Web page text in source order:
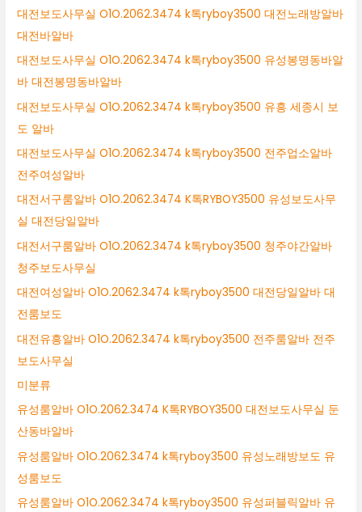
대전보도사무실 O1O.2062.3474 k톡ryboy3500 대전노래방알바
대전바알바
대전보도사무실 O1O.2062.3474 k톡ryboy3500 유성봉명동바알
바 대전봉명동바알바
대전보도사무실 O1O.2062.3474 k톡ryboy3500 유흥 세종시 보
도 알바
대전보도사무실 O1O.2062.3474 k톡ryboy3500 전주업소알바
전주여성알바
대전서구룸알바 O1O.2062.3474 K톡RYBOY3500 유성보도사무
실 대전당일알바
대전서구룸알바 O1O.2062.3474 k톡ryboy3500 청주야간알바
청주보도사무실
대전여성알바 O1O.2062.3474 k톡ryboy3500 대전당일알바 대
전룸보도
대전유흥알바 O1O.2062.3474 k톡ryboy3500 전주룸알바 전주
보도사무실
미분류
유성룸알바 O1O.2062.3474 K톡RYBOY3500 대전보도사무실 둔
산동바알바
유성룸알바 O1O.2062.3474 k톡ryboy3500 유성노래방보도 유
성룸보도
유성룸알바 O1O.2062.3474 k톡ryboy3500 유성퍼블릭알바 유